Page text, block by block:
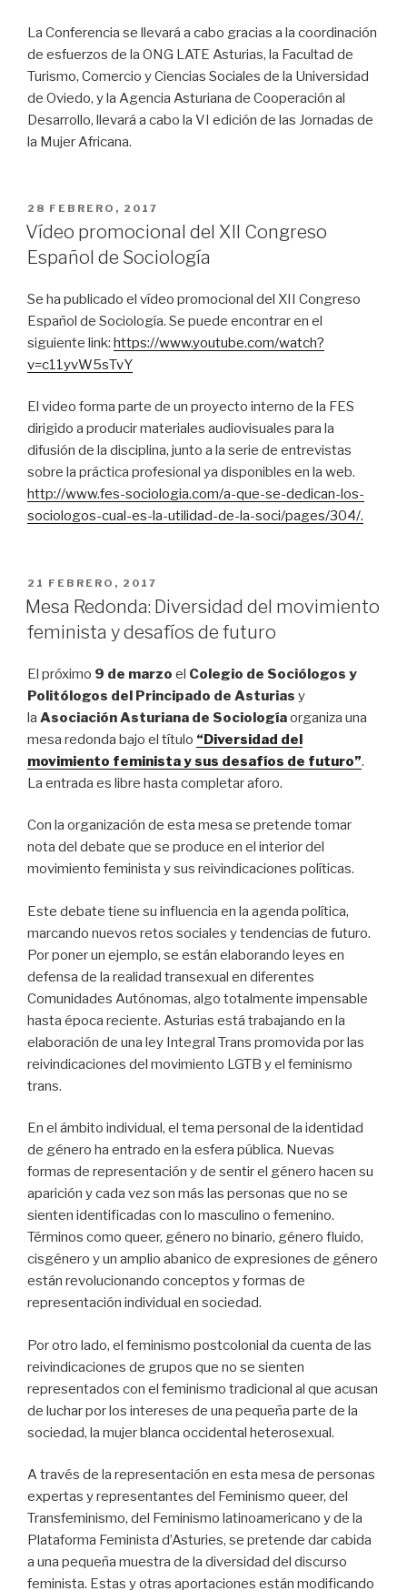
La Conferencia se llevará a cabo gracias a la coordinación
de esfuerzos de la ONG LATE Asturias, la Facultad de
Turismo, Comercio y Ciencias Sociales de la Universidad
de Oviedo, y la Agencia Asturiana de Cooperación al
Desarrollo, llevará a cabo la VI edición de las Jornadas de
la Mujer Africana.
PUBLICADO
EL
28 FEBRERO, 2017
Vídeo promocional del XII Congreso
Español de Sociología
Se ha publicado el vídeo promocional del XII Congreso
Español de Sociología. Se puede encontrar en el
siguiente link: https://www.youtube.com/watch?
v=c11yvW5sTvY
El video forma parte de un proyecto interno de la FES
dirigido a producir materiales audiovisuales para la
difusión de la disciplina, junto a la serie de entrevistas
sobre la práctica profesional ya disponibles en la web.
http://www.fes-sociologia.com/a-que-se-dedican-los-
sociologos-cual-es-la-utilidad-de-la-soci/pages/304/.
PUBLICADO
EL
21 FEBRERO, 2017
Mesa Redonda: Diversidad del movimiento
feminista y desafíos de futuro
El próximo 9 de marzo el Colegio de Sociólogos y
Politólogos del Principado de Asturias y
la Asociación Asturiana de Sociologíaorganiza una
mesa redonda bajo el título “Diversidad del
movimiento feminista y sus desafíos de futuro”.
La entrada es libre hasta completar aforo.
Con la organización de esta mesa se pretende tomar
nota del debate que se produce en el interior del
movimiento feminista y sus reivindicaciones políticas.
Este debate tiene su influencia en la agenda política,
marcando nuevos retos sociales y tendencias de futuro.
Por poner un ejemplo, se están elaborando leyes en
defensa de la realidad transexual en diferentes
Comunidades Autónomas, algo totalmente impensable
hasta época reciente. Asturias está trabajando en la
elaboración de una ley Integral Trans promovida por las
reivindicaciones del movimiento LGTB y el feminismo
trans.
En el ámbito individual, el tema personal de la identidad
de género ha entrado en la esfera pública. Nuevas
formas de representación y de sentir el género hacen su
aparición y cada vez son más las personas que no se
sienten identificadas con lo masculino o femenino.
Términos como queer, género no binario, género fluido,
cisgénero y un amplio abanico de expresiones de género
están revolucionando conceptos y formas de
representación individual en sociedad.
Por otro lado, el feminismo postcolonial da cuenta de las
reivindicaciones de grupos que no se sienten
representados con el feminismo tradicional al que acusan
de luchar por los intereses de una pequeña parte de la
sociedad, la mujer blanca occidental heterosexual.
A través de la representación en esta mesa de personas
expertas y representantes del Feminismo queer, del
Transfeminismo, del Feminismo latinoamericano y de la
Plataforma Feminista d’Asturies, se pretende dar cabida
a una pequeña muestra de la diversidad del discurso
feminista. Estas y otras aportaciones están modificando